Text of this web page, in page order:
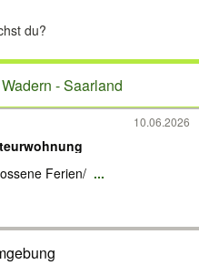
- Saarland
10.06.2026
Ferien/ ...